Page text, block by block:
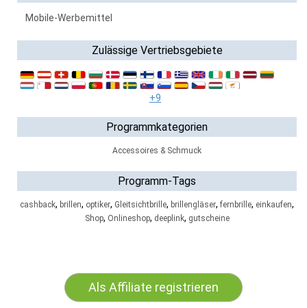
Mobile-Werbemittel
Zulässige Vertriebsgebiete
+9
Programmkategorien
Accessoires & Schmuck
Programm-Tags
cashback, brillen, optiker, Gleitsichtbrille, brillengläser, fernbrille, einkaufen,
Shop, Onlineshop, deeplink, gutscheine
Als Affiliate registrieren